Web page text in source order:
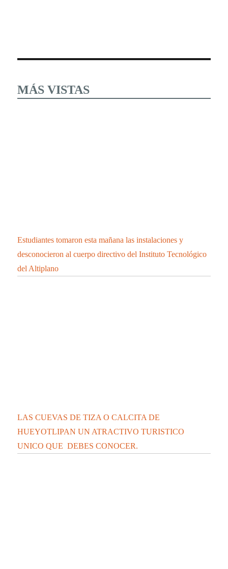
MÁS VISTAS
Estudiantes tomaron esta mañana las instalaciones y
desconocieron al cuerpo directivo del Instituto Tecnológico
del Altiplano
LAS CUEVAS DE TIZA O CALCITA DE
HUEYOTLIPAN UN ATRACTIVO TURISTICO
UNICO QUE DEBES CONOCER.